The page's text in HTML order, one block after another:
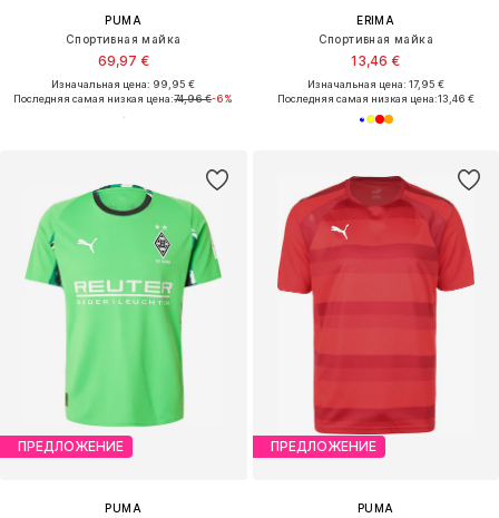
PUMA
Спортивная майка
69,97 €
Изначальная цена: 99,95 €
Последняя самая низкая цена:74,96 €-6%
ERIMA
Спортивная майка
13,46 €
Изначальная цена: 17,95 €
Последняя самая низкая цена:13,46 €
ПРЕДЛОЖЕНИЕ
PUMA
ПРЕДЛОЖЕНИЕ
PUMA